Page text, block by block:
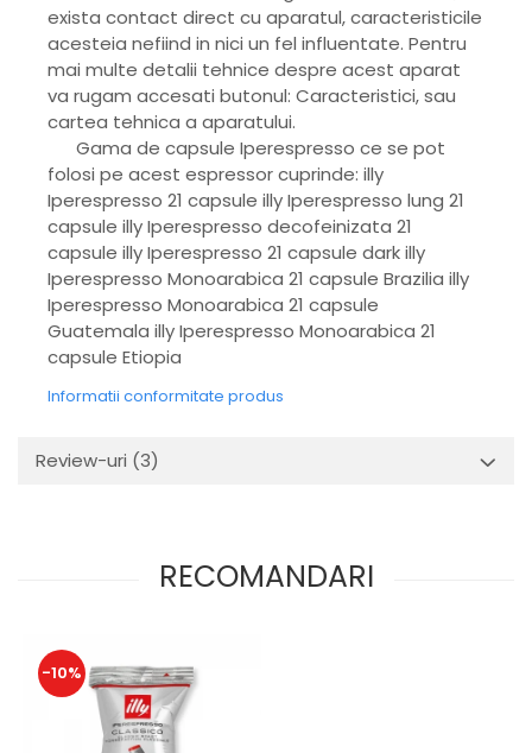
exista contact direct cu aparatul, caracteristicile
acesteia nefiind in nici un fel influentate. Pentru
mai multe detalii tehnice despre acest aparat
va rugam accesati butonul: Caracteristici, sau
cartea tehnica a aparatului.
Gama de capsule Iperespresso ce se pot
folosi pe acest espressor cuprinde: illy
Iperespresso 21 capsule illy Iperespresso lung 21
capsule illy Iperespresso decofeinizata 21
capsule illy Iperespresso 21 capsule dark illy
Iperespresso Monoarabica 21 capsule Brazilia illy
Iperespresso Monoarabica 21 capsule
Guatemala illy Iperespresso Monoarabica 21
capsule Etiopia
Informatii conformitate produs
Review-uri (3)
RECOMANDARI
-10%